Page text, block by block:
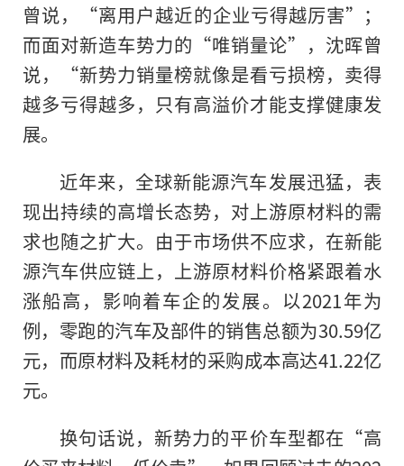
曾说，“离用户越近的企业亏得越厉害”；
而面对新造车势力的“唯销量论”，沈晖曾
说，“新势力销量榜就像是看亏损榜，卖得
越多亏得越多，只有高溢价才能支撑健康发
展。
近年来，全球新能源汽车发展迅猛，表
现出持续的高增长态势，对上游原材料的需
求也随之扩大。由于市场供不应求，在新能
源汽车供应链上，上游原材料价格紧跟着水
涨船高，影响着车企的发展。以2021年为
例，零跑的汽车及部件的销售总额为30.59亿
元，而原材料及耗材的采购成本高达41.22亿
元。
换句话说，新势力的平价车型都在“高